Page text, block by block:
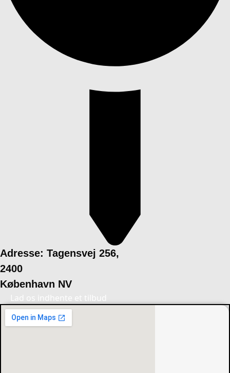
Adresse: Tagensvej 256,
2400
København NV
Lad os indhente et tilbud